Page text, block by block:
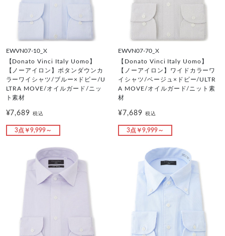
EWVN07-10_X
【Donato Vinci Italy Uomo】
【ノーアイロン】ボタンダウンカ
ラーワイシャツ/ブルー×ドビー/U
LTRA MOVE/オイルガード/ニッ
ト素材
¥7,689税込
3点￥9,999～
EWVN07-70_X
【Donato Vinci Italy Uomo】
【ノーアイロン】ワイドカラーワ
イシャツ/ベージュ×ドビー/ULTR
A MOVE/オイルガード/ニット素
材
¥7,689 税込
3点￥9,999～